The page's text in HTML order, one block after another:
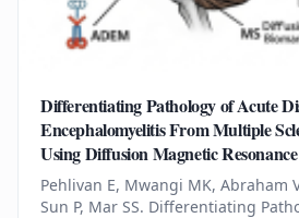
Differentiating Pathology of Acute
Encephalomyelitis From Multiple
Using Diffusion Magnetic
Pehlivan E, Mwangi MK, Abraham
Sun P, Mar SS. Differentiating